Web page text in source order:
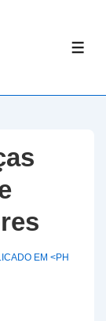
EM <PH